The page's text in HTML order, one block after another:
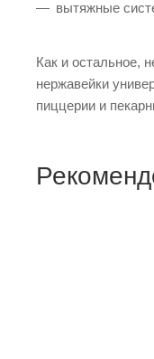
вытяжные
Как и остальное,
нержавейки
пиццерии и